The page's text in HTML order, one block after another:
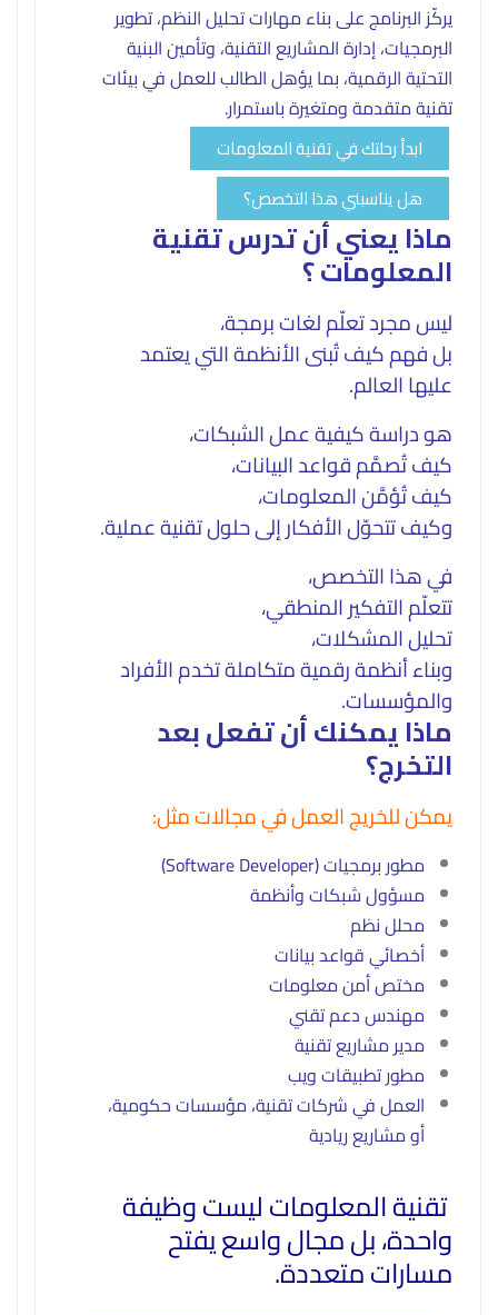
يركّز البرنامج على بناء مهارات تحليل النظم، تطوير
البرمجيات، إدارة المشاريع التقنية، وتأمين البنية
التحتية الرقمية، بما يؤهل الطالب للعمل في بيئات
تقنية متقدمة ومتغيرة باستمرار.
ابدأ رحلتك في تقنية المعلومات
هل يناسبني هذا التخصص؟
ماذا يعني أن تدرس تقنية
المعلومات؟
ليس مجرد تعلّم لغات برمجة،
بل فهم كيف تُبنى الأنظمة التي يعتمد
عليها العالم.
هو دراسة كيفية عمل الشبكات،
كيف تُصمَّم قواعد البيانات،
كيف تُؤمَّن المعلومات،
وكيف تتحوّل الأفكار إلى حلول تقنية عملية.
في هذا التخصص،
تتعلّم التفكير المنطقي،
تحليل المشكلات،
وبناء أنظمة رقمية متكاملة تخدم الأفراد
والمؤسسات.
ماذا يمكنك أن تفعل بعد
التخرج؟
يمكن للخريج العمل في مجالات مثل:
مطور برمجيات (Software Developer)
مسؤول شبكات وأنظمة
محلل نظم
أخصائي قواعد بيانات
مختص أمن معلومات
مهندس دعم تقني
مدير مشاريع تقنية
مطور تطبيقات ويب
العمل في شركات تقنية، مؤسسات حكومية،
أو مشاريع ريادية
تقنية المعلومات ليست وظيفة
واحدة، بل مجال واسع يفتح
مسارات متعددة.